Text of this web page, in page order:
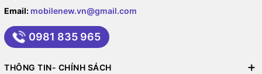
Email: mobilenew.vn@gmail.com
0981 835 965
THÔNG TIN- CHÍNH SÁCH